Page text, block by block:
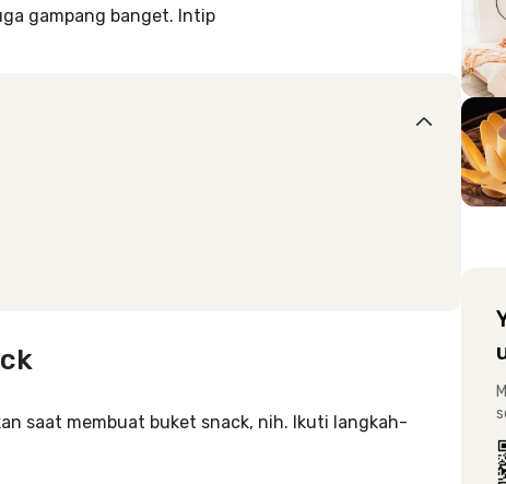
gampang banget. Intip
saat membuat buket snack, nih. Ikuti langkah-